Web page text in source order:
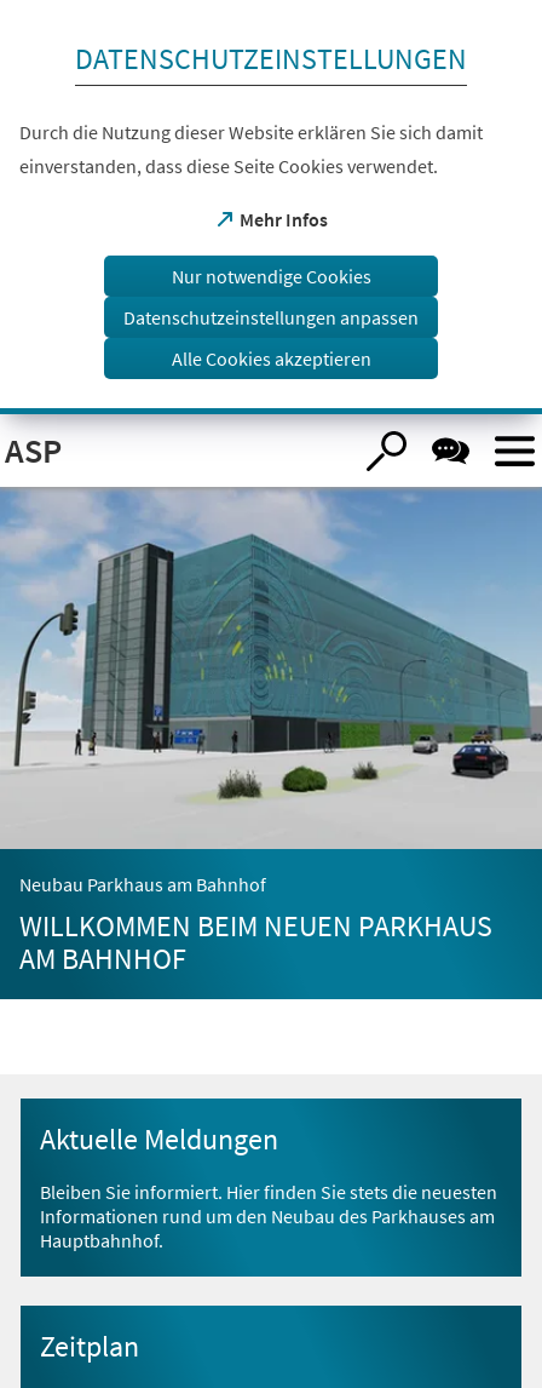
Visuelle
Assistenzsoftware
öffnen.
DATENSCHUTZEINSTELLUNGEN
Durch die Nutzung dieser Website erklären Sie sich damit
einverstanden, dass diese Seite Cookies verwendet.
Mehr Infos
(Öffnet
einem
Tab)
Nur notwendige Cookies
Datenschutzeinstellungen anpassen
Alle Cookies akzeptieren
ASP
Neubau Parkhaus am Bahnhof
WILLKOMMEN BEIM NEUEN PARKHAUS
AM BAHNHOF
Aktuelle Meldungen
Bleiben Sie informiert. Hier finden Sie stets die neuesten
Informationen rund um den Neubau des Parkhauses am
Hauptbahnhof.
Zeitplan